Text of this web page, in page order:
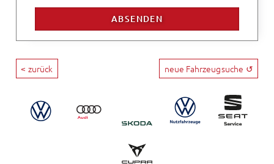
< zurück neue Fahrzeugsuche ↺